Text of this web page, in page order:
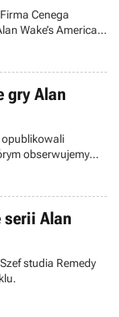
Cenega
Wake’s American
naszym kraju na
gry Alan
opublikowali
obserwujemy
Mr. Scratcha.
serii Alan
studia Remedy